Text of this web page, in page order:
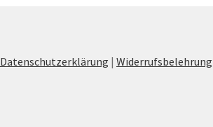
Datenschutzerklärung |Widerrufsbelehrung